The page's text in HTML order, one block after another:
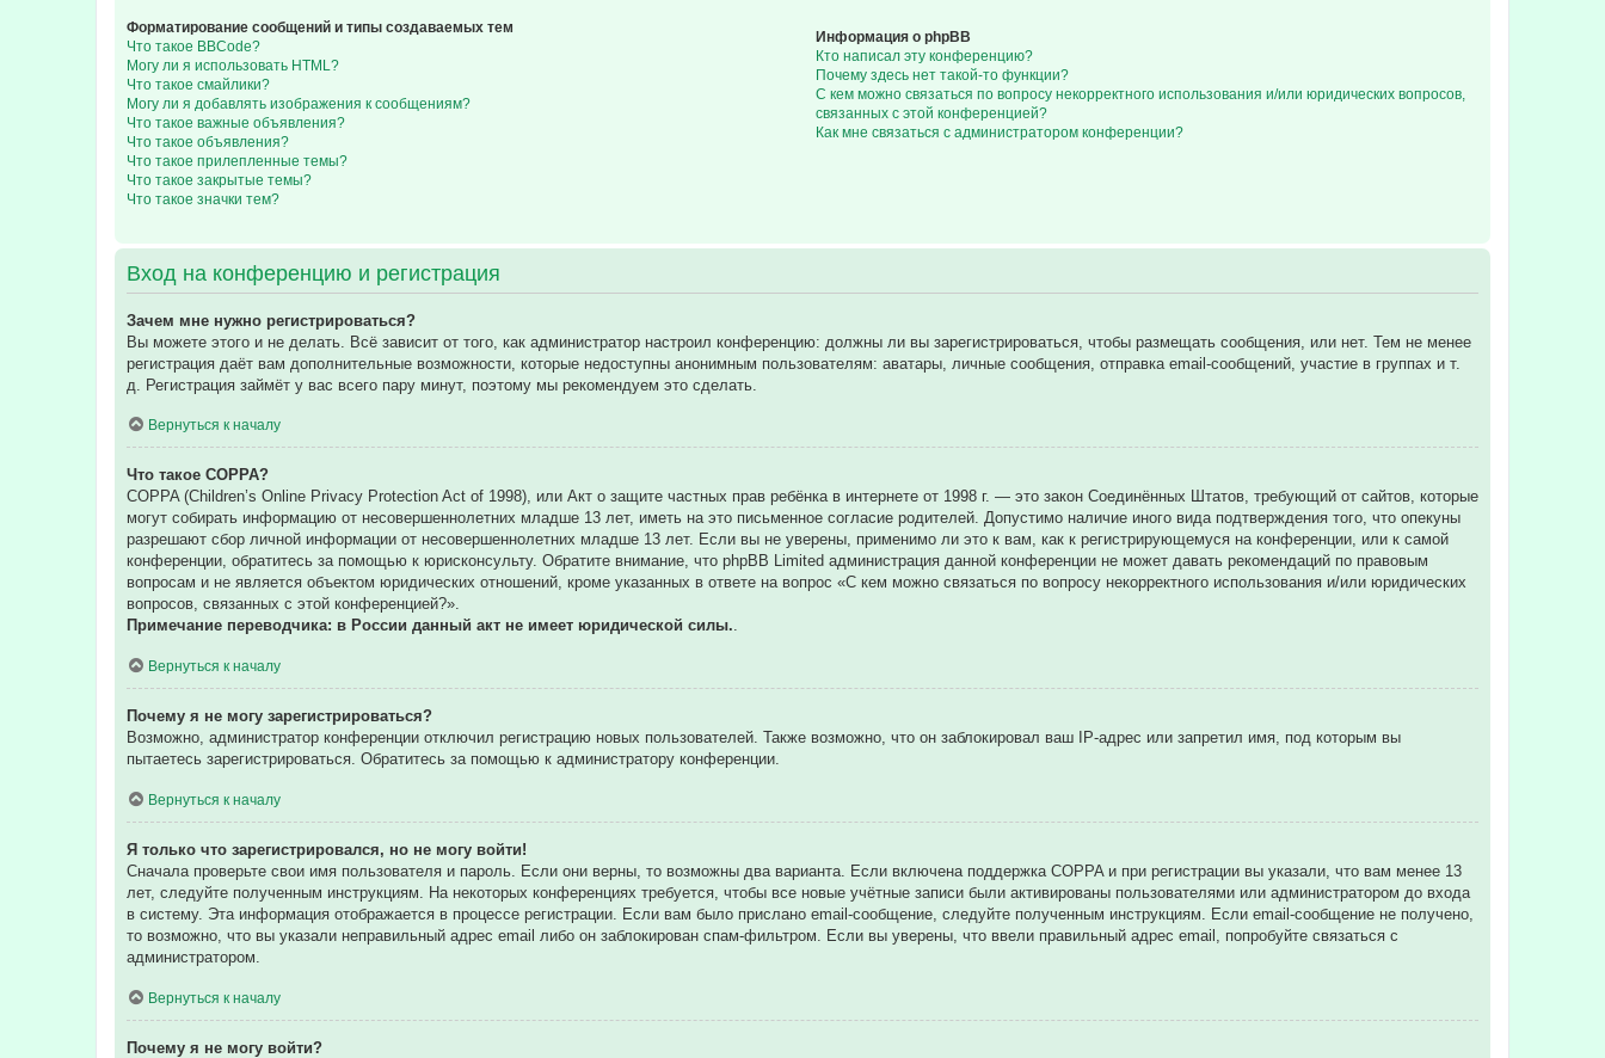
Форматирование сообщений и типы создаваемых тем
Что такое BBCode?
Могу ли я использовать HTML?
Что такое смайлики?
Могу ли я добавлять изображения к сообщениям?
Что такое важные объявления?
Что такое объявления?
Что такое прилепленные темы?
Что такое закрытые темы?
Что такое значки тем?
Информация о phpBB
Кто написал эту конференцию?
Почему здесь нет такой-то функции?
С кем можно связаться по вопросу некорректного использования и/или юридических вопросов,
связанных с этой конференцией?
Как мне связаться с администратором конференции?
Вход на конференцию и регистрация
Зачем мне нужно регистрироваться?
Вы можете этого и не делать. Всё зависит от того, как администратор настроил конференцию: должны ли вы зарегистрироваться, чтобы размещать сообщения, или нет. Тем не менее
регистрация даёт вам дополнительные возможности, которые недоступны анонимным пользователям: аватары, личные сообщения, отправка email-сообщений, участие в группах и т.
д. Регистрация займёт у вас всего пару минут, поэтому мы рекомендуем это сделать.
Вернуться к началу
Что такое COPPA?
COPPA (Children’s Online Privacy Protection Act of 1998), или Акт о защите частных прав ребёнка в интернете от 1998 г. — это закон Соединённых Штатов, требующий от сайтов, которые
могут собирать информацию от несовершеннолетних младше 13 лет, иметь на это письменное согласие родителей. Допустимо наличие иного вида подтверждения того, что опекуны
разрешают сбор личной информации от несовершеннолетних младше 13 лет. Если вы не уверены, применимо ли это к вам, как к регистрирующемуся на конференции, или к самой
конференции, обратитесь за помощью к юрисконсульту. Обратите внимание, что phpBB Limited администрация данной конференции не может давать рекомендаций по правовым
вопросам и не является объектом юридических отношений, кроме указанных в ответе на вопрос «С кем можно связаться по вопросу некорректного использования и/или юридических
вопросов, связанных с этой конференцией?».
Примечание переводчика: в России данный акт не имеет юридической силы..
Вернуться к началу
Почему я не могу зарегистрироваться?
Возможно, администратор конференции отключил регистрацию новых пользователей. Также возможно, что он заблокировал ваш IP-адрес или запретил имя, под которым вы
пытаетесь зарегистрироваться. Обратитесь за помощью к администратору конференции.
Вернуться к началу
Я только что зарегистрировался, но не могу войти!
Сначала проверьте свои имя пользователя и пароль. Если они верны, то возможны два варианта. Если включена поддержка COPPA и при регистрации вы указали, что вам менее 13
лет, следуйте полученным инструкциям. На некоторых конференциях требуется, чтобы все новые учётные записи были активированы пользователями или администратором до входа
в систему. Эта информация отображается в процессе регистрации. Если вам было прислано email-сообщение, следуйте полученным инструкциям. Если email-сообщение не получено,
то возможно, что вы указали неправильный адрес email либо он заблокирован спам-фильтром. Если вы уверены, что ввели правильный адрес email, попробуйте связаться с
администратором.
Вернуться к началу
Почему я не могу войти?